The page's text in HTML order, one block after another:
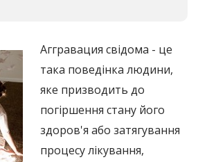
Аггравация свідома - це
така поведінка людини,
яке призводить до
погіршення стану його
здоров'я або затягування
процесу лікування,